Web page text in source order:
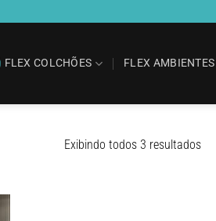
FLEX COLCHÕES FLEX AMBIENTES
Exibindo todos 3 resultados